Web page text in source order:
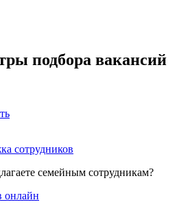
подбора вакансий
сотрудников
семейным сотрудникам?
онлайн